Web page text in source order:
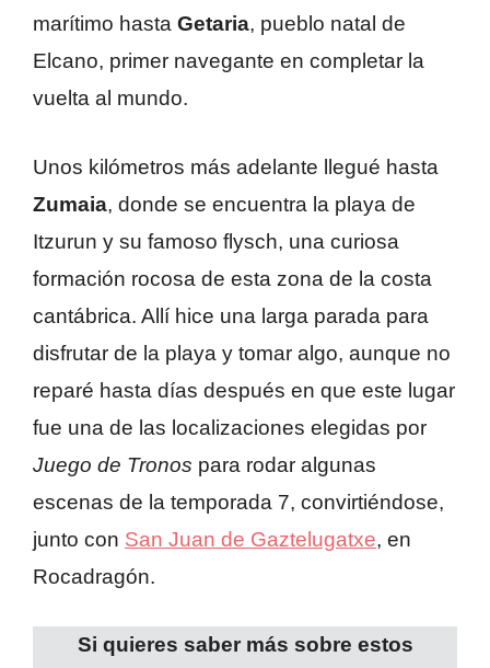
marítimo hasta Getaria, pueblo natal de
Elcano, primer navegante en completar la
vuelta al mundo.
Unos kilómetros más adelante llegué hasta
Zumaia, donde se encuentra la playa de
Itzurun y su famoso flysch, una curiosa
formación rocosa de esta zona de la costa
cantábrica. Allí hice una larga parada para
disfrutar de la playa y tomar algo, aunque no
reparé hasta días después en que este lugar
fue una de las localizaciones elegidas por
Juego de Tronos para rodar algunas
escenas de la temporada 7, convirtiéndose,
junto con San Juan de Gaztelugatxe, en
Rocadragón.
Si quieres saber más sobre estos